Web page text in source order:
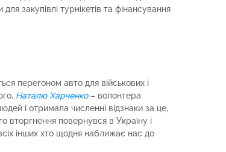
закупівлі турнікетів та фінансування
перегоном авто для військових і
Наталю Харченко– волонтера
і отримала численні відзнаки за це,
вторгнення повернувся в Україну і
інших хто щодня наближає нас до